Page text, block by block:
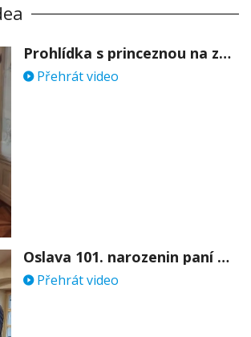
Prohlídka s princeznou na zámku Stekník
Přehrát video
Oslava 101. narozenin paní Věry Skořepové
Přehrát video